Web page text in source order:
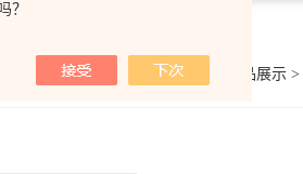
？
料，软体家具，儿童玩具，电线
你的位置：首页 产品展示 >